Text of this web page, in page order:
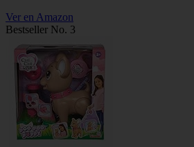
Ver en Amazon
Bestseller No. 3